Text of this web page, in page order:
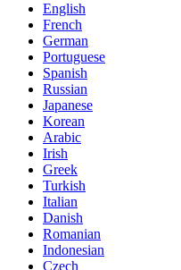
English
French
German
Portuguese
Spanish
Russian
Japanese
Korean
Arabic
Irish
Greek
Turkish
Italian
Danish
Romanian
Indonesian
Czech